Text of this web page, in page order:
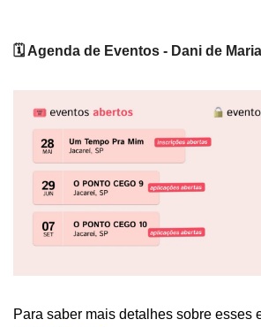
🗓️ Agenda de Eventos - Dani de Maria
Para saber mais detalhes sobre esses